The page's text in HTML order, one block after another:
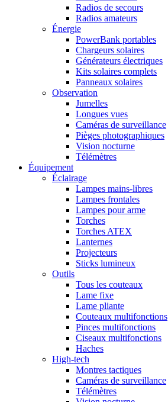
Radios de secours
Radios amateurs
Énergie
PowerBank portables
Chargeurs solaires
Générateurs électriques
Kits solaires complets
Panneaux solaires
Observation
Jumelles
Longues vues
Caméras de surveillance
Pièges photographiques
Vision nocturne
Télémètres
Équipement
Éclairage
Lampes mains-libres
Lampes frontales
Lampes pour arme
Torches
Torches ATEX
Lanternes
Projecteurs
Sticks lumineux
Outils
Tous les couteaux
Lame fixe
Lame pliante
Couteaux multifonctions
Pinces multifonctions
Ciseaux multifonctions
Haches
High-tech
Montres tactiques
Caméras de surveillance
Télémètres